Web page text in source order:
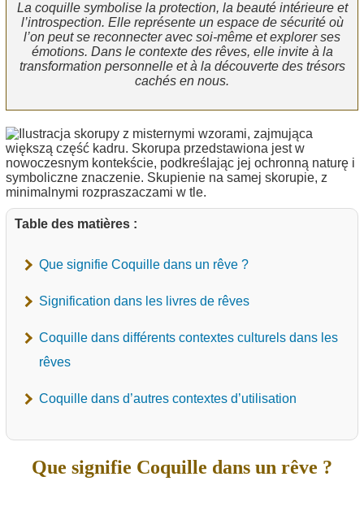
La coquille symbolise la protection, la beauté intérieure et
l’introspection. Elle représente un espace de sécurité où
l’on peut se reconnecter avec soi-même et explorer ses
émotions. Dans le contexte des rêves, elle invite à la
transformation personnelle et à la découverte des trésors
cachés en nous.
Table des matières :
Que signifie Coquille dans un rêve ?
Signification dans les livres de rêves
Coquille dans différents contextes culturels dans les
rêves
Coquille dans d’autres contextes d’utilisation
Que signifie Coquille dans un rêve ?